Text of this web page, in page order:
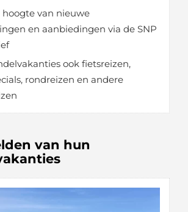
hoogte van nieuwe
en aanbiedingen via de SNP
ook fietsreizen,
rondreizen en andere
van hun